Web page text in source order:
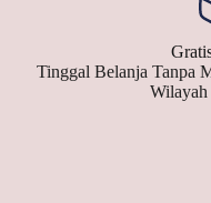
Tinggal Belanja Tanpa
Wilayah